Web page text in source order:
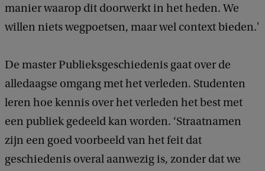
manier waarop dit doorwerkt in het heden. We
willen niets wegpoetsen, maar wel context bieden.'
De master Publieksgeschiedenis gaat over de
alledaagse omgang met het verleden. Studenten
leren hoe kennis over het verleden het best met
een publiek gedeeld kan worden. ‘Straatnamen
zijn een goed voorbeeld van het feit dat
geschiedenis overal aanwezig is, zonder dat we